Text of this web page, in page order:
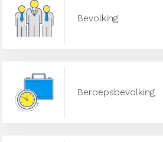
Bevolking
Beroepsbevolking